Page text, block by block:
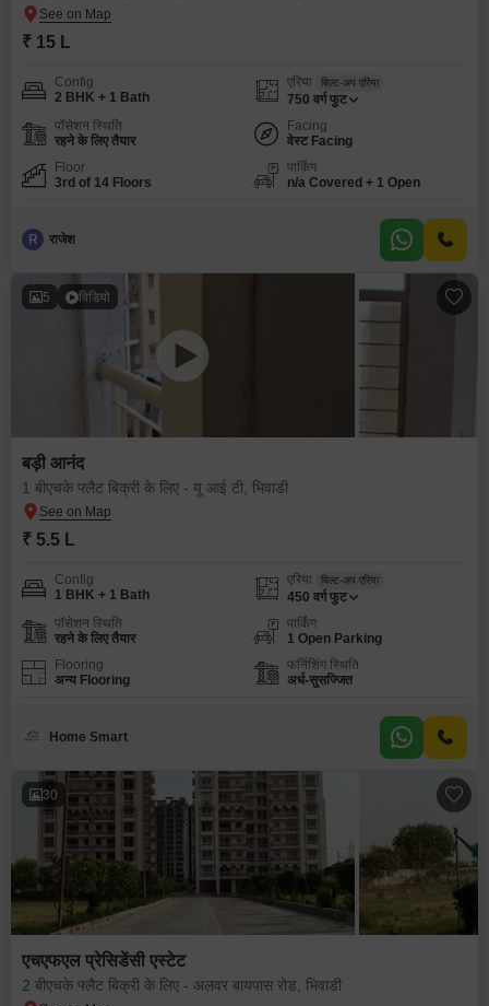
₹ 15 L
Config
2 BHK + 1 Bath
एरिया बिल्ट-अप एरिया
750 वर्ग फुट
पॉसेशन स्थिति
रहने के लिए तैयार
Facing
वेस्ट Facing
Floor
3rd of 14 Floors
पार्किंग
n/a Covered + 1 Open
R राजेश
5 विडियो
बड़ी आनंद
1 बीएचके फ्लैट बिक्री के लिए - यू आई टी, भिवाडी
₹ 5.5 L
Config
1 BHK + 1 Bath
एरिया बिल्ट-अप एरिया
450 वर्ग फुट
पॉसेशन स्थिति
रहने के लिए तैयार
पार्किंग
1 Open Parking
Flooring
अन्य Flooring
फर्निशिंग स्थिति
अर्ध-सुसज्जित
Home Smart
30
एचएफएल प्रेसिडेंसी एस्टेट
2 बीएचके फ्लैट बिक्री के लिए - अलवर बायपास रोड, भिवाडी